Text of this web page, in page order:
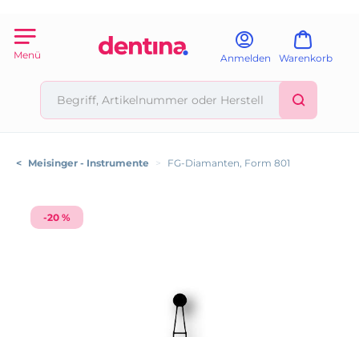
Menü Anmelden Warenkorb
< Meisinger - Instrumente > FG-Diamanten, Form 801
-20 %